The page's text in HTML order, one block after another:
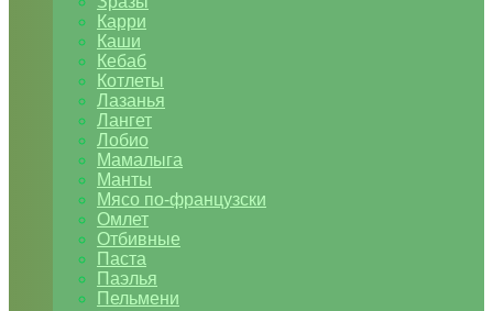
Карри
Каши
Кебаб
Котлеты
Лазанья
Лангет
Лобио
Мамалыга
Манты
Мясо по-французски
Омлет
Отбивные
Паста
Паэлья
Пельмени